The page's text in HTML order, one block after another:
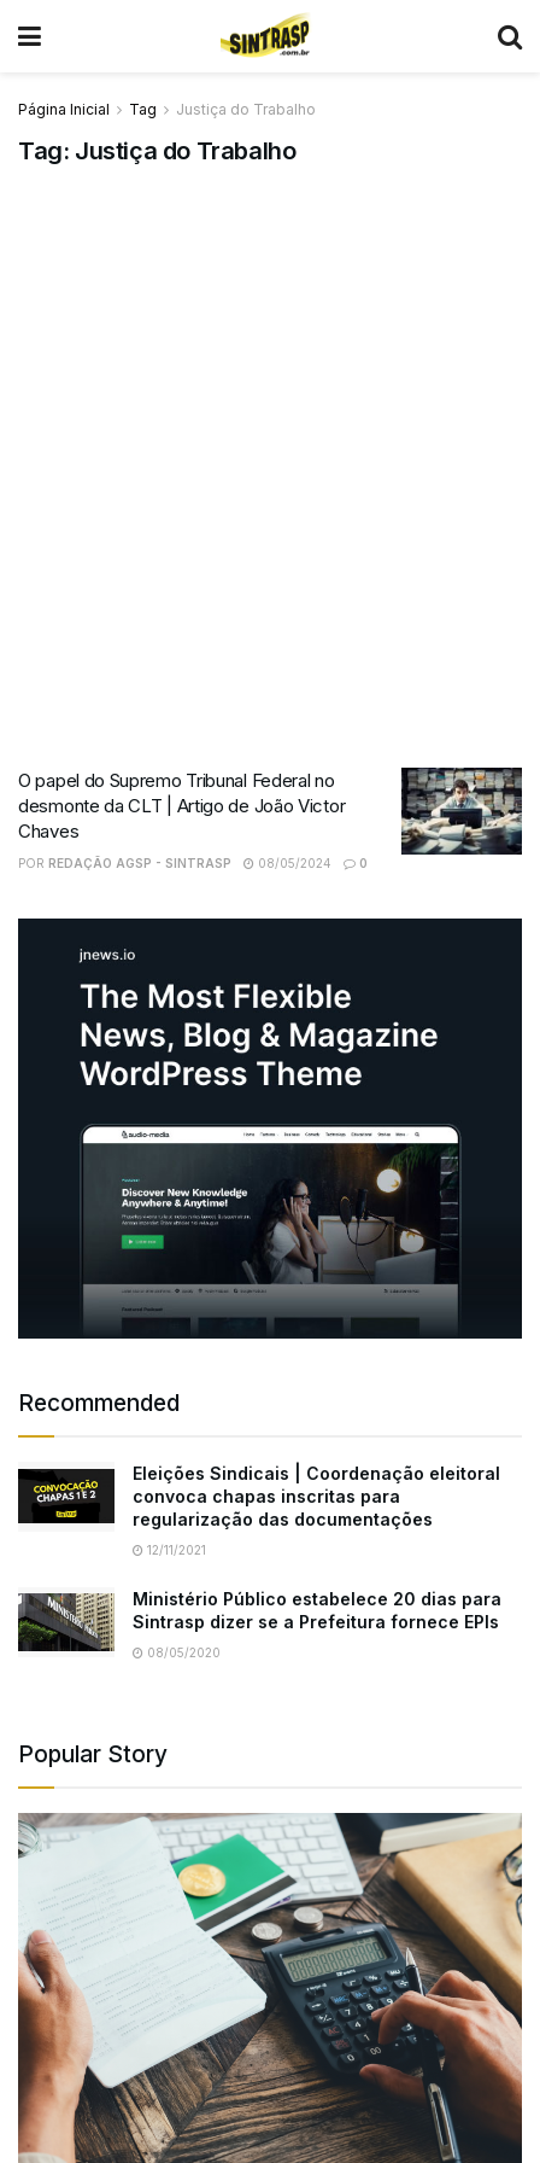
Página Inicial Tag Justiça do Trabalho
Tag: Justiça do Trabalho
O papel do Supremo Tribunal Federal no
desmonte da CLT | Artigo de João Victor
Chaves
POR REDAÇÃO AGSP - SINTRASP 08/05/2024 0
Recommended
Eleições Sindicais | Coordenação eleitoral
convoca chapas inscritas para
regularização das documentações
12/11/2021
Ministério Público estabelece 20 dias para
Sintrasp dizer se a Prefeitura fornece EPIs
08/05/2020
Popular Story